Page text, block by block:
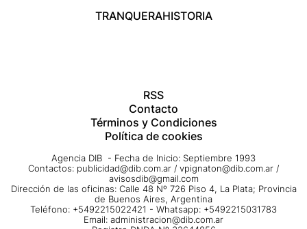
TRANQUERAHISTORIA
RSS
Contacto
Términos y Condiciones
Política de cookies
Agencia DIB - Fecha de Inicio: Septiembre 1993
Contactos: publicidad@dib.com.ar / vpignaton@dib.com.ar /
avisosdib@gmail.com
Dirección de las oficinas: Calle 48 Nº 726 Piso 4, La Plata; Provincia
de Buenos Aires, Argentina
Teléfono: +5492215022421 - Whatsapp: +5492215031783
Email: administracion@dib.com.ar